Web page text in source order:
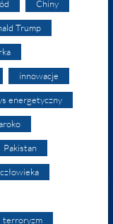
Chiny
Trump
innowacje
energetyczny
Pakistan
terroryzm